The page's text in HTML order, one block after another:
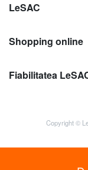
LeSAC
Shopping online
Fiabilitatea
Copyright ©